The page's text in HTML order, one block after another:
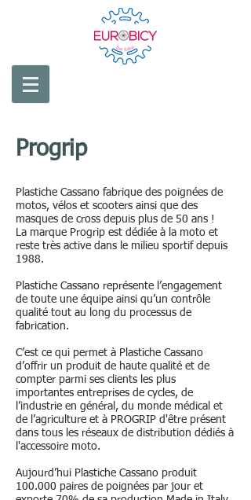
Progrip
Plastiche Cassano fabrique des poignées de
motos, vélos et scooters ainsi que des
masques de cross depuis plus de 50 ans !
La marque Progrip est dédiée à la moto et
reste très active dans le milieu sportif depuis
1988.
Plastiche Cassano représente l’engagement
de toute une équipe ainsi qu’un contrôle
qualité tout au long du processus de
fabrication.
C’est ce qui permet à Plastiche Cassano
d’offrir un produit de haute qualité et de
compter parmi ses clients les plus
importantes entreprises de cycles, de
l’industrie en général, du monde médical et
de l’agriculture et à PROGRIP d'être présent
dans tous les réseaux de distribution dédiés à
l'accessoire moto.
Aujourd’hui Plastiche Cassano produit
100.000 paires de poignées par jour et